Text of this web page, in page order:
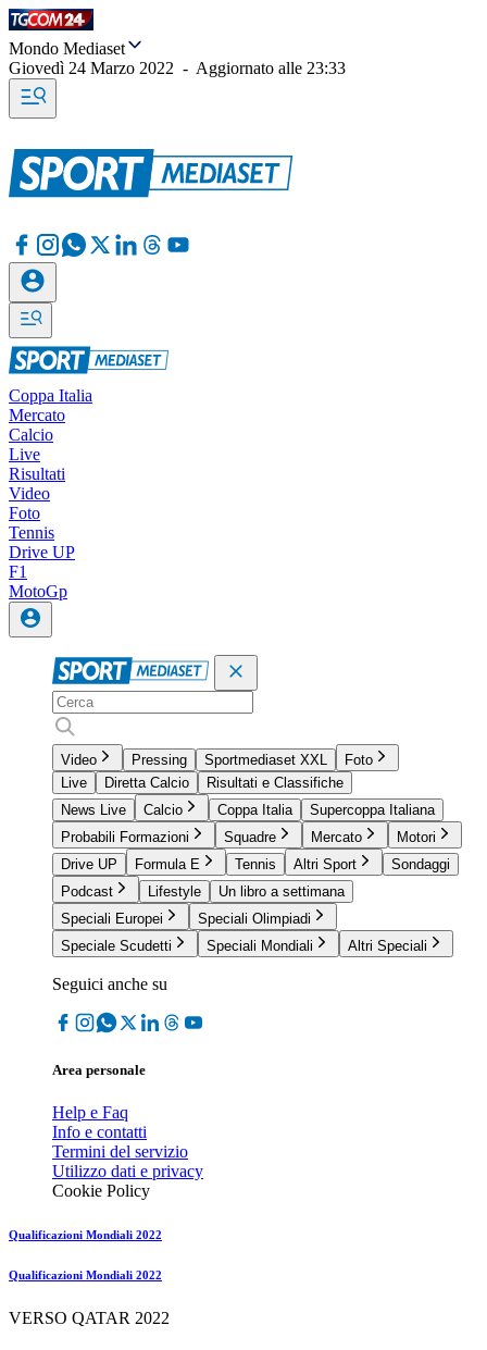
Mondo Mediaset
Giovedì 24 Marzo 2022 - Aggiornato alle 23:33
Coppa Italia
Mercato
Calcio
Live
Risultati
Video
Foto
Tennis
Drive UP
F1
MotoGp
Video Pressing Sportmediaset XXL
Foto
Live
Diretta Calcio
Risultati e Classifiche
News Live
Calcio Coppa Italia
Supercoppa Italiana
Probabili Formazioni
Squadre Mercato
Motori
Drive UP
Formula E Tennis Altri Sport
Sondaggi
Podcast
Lifestyle
Un libro a settimana
Speciali Europei
Speciali Olimpiadi
Speciale Scudetti
Speciali Mondiali Altri Speciali
Seguici anche su
Area personale
Help e Faq
Info e contatti
Termini del servizio
Utilizzo dati e privacy
Cookie Policy
Qualificazioni Mondiali 2022
Qualificazioni Mondiali 2022
VERSO QATAR 2022